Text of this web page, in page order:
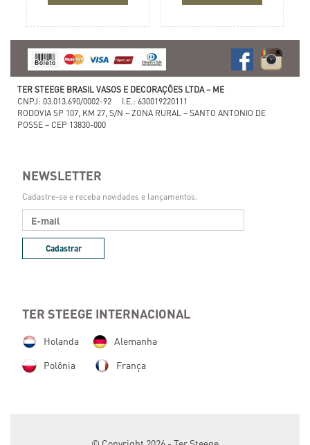
TER STEEGE BRASIL VASOS E DECORAÇÕES LTDA – ME
CNPJ: 03.013.690/0002-92 I.E.: 630019220111
RODOVIA SP 107, KM 27, S/N – ZONA RURAL – SANTO ANTONIO DE
POSSE – CEP 13830-000
NEWSLETTER
Cadastre-se e receba novidades e lançamentos.
Cadastrar
TER STEEGE INTERNACIONAL
Holanda
Alemanha
Polônia
França